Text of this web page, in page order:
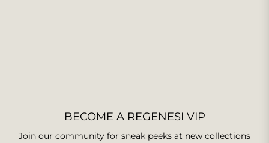
BECOME A REGENESI VIP
Join our community for sneak peeks at new collections